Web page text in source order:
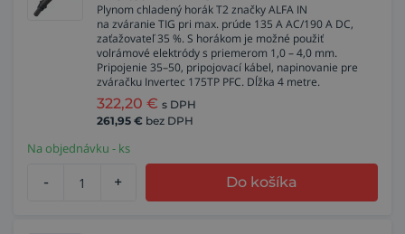
Plynom chladený horák T2 značky ALFA IN
na zváranie TIG pri max. prúde 135 A AC/190 A DC,
zaťažovateľ 35 %. S horákom je možné použiť
volrámové elektródy s priemerom 1,0 – 4,0 mm.
Pripojenie 35–50, pripojovací kábel, napinovanie pre
zváračku Invertec 175TP PFC. Dĺžka 4 metre.
322,20 € s DPH
261,95 € bez DPH
Na objednávku - ks
- + Do košíka